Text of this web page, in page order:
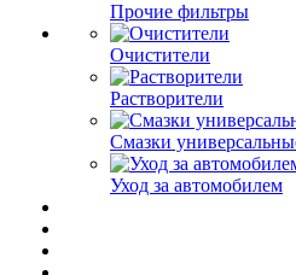
Прочие фильтры
Очистители
Растворители
Смазки
Уход за автомобилем